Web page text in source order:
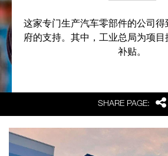
SHARE PAGE:
这家专门生产汽车零部件的公司
府的支持。其中，工业总局为项目
补贴。